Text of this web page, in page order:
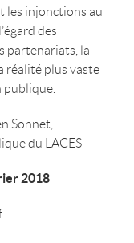
les injonctions au
des
partenariats, la
réalité plus vaste
publique.
Sonnet,
du LACES
2018